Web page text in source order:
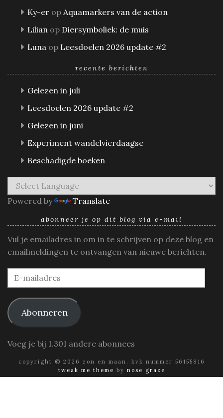
Ky-er op Aquamarkers van de action
Lilian op Diersymboliek: de muis
Luna op Leesdoelen 2026 update #2
recente berichten
Gelezen in juli
Leesdoelen 2026 update #2
Gelezen in juni
Experiment wandelvierdaagse
Beschadigde boeken
Powered by Translate
abonneer je op dit blog via e-mail
Vul je emailadres in om in te schrijven op deze blog en
emailmeldingen te ontvangen van nieuwe berichten.
E-
mailadres
Abonneren
Voeg je bij 1.301 andere abonnees
copyright © 2026 zon en maan. kvk nummer 56155816
tweak me theme by nose graze